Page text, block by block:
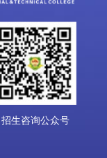
招生咨询公众号